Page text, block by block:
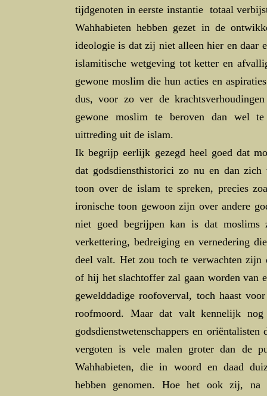
tijdgenoten in eerste instantie totaal
Wahhabieten hebben gezet in de
ideologie is dat zij niet alleen hier en daar
islamitische wetgeving tot ketter en
gewone moslim die hun acties en
dus, voor zo ver de
gewone moslim te beroven dan wel te
uittreding uit de islam.
Ik begrijp eerlijk gezegd heel goed dat
dat godsdiensthistorici zo nu en dan
toon over de islam te spreken, precies
ironische toon gewoon zijn over andere
niet goed begrijpen kan is dat moslims
verkettering, bedreiging en vernedering
deel valt. Het zou toch te verwachten
of hij het slachtoffer zal gaan worden van
gewelddadige roofoverval, toch haast
roofmoord. Maar dat valt kennelijk
godsdienstwetenschappers en
vergoten is vele malen groter dan de
Wahhabieten, die in woord en daad
hebben genomen. Hoe het ook zij,